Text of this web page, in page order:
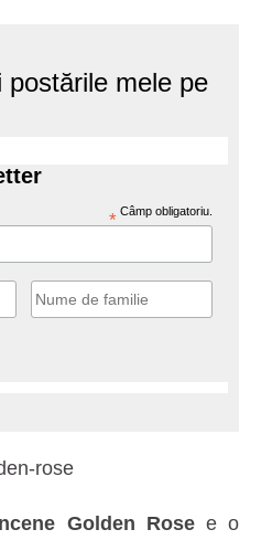
postările mele pe
* Câmp obligatoriu.
Golden Rosee o